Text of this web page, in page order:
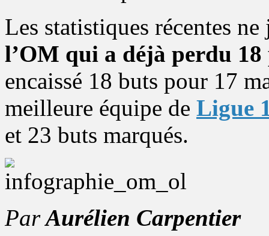
Les statistiques récentes
l’OM qui a déjà perdu
encaissé 18 buts pour 17
meilleure équipe de Ligue
et 23 buts marqués.
ParAurélien Carpentier